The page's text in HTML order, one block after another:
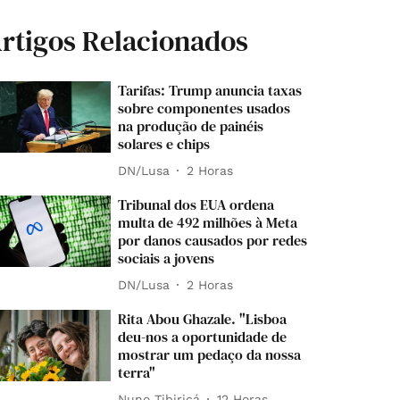
Relacionados
Tarifas: Trump anuncia taxas
sobre componentes usados
na produção de painéis
solares e chips
DN/Lusa 2 Horas
Tribunal dos EUA ordena
multa de 492 milhões à Meta
por danos causados por redes
sociais a jovens
DN/Lusa 2 Horas
Rita Abou Ghazale. "Lisboa
deu-nos a oportunidade de
mostrar um pedaço da nossa
terra"